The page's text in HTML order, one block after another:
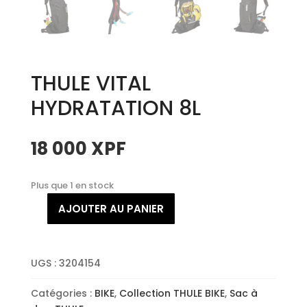
THULE VITAL
HYDRATATION 8L
18 000 XPF
Plus que 1 en stock
quantité
VITAL
8L
AJOUTER AU PANIER
UGS : 3204154
Catégories : BIKE, Collection THULE BIKE, Sac à